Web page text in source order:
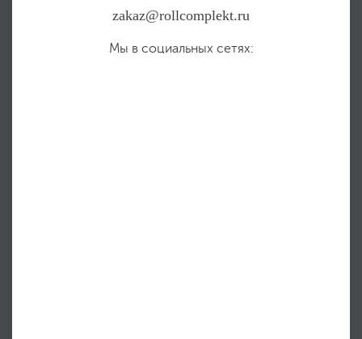
zakaz@rollcomplekt.ru
Мы в социальных сетях: